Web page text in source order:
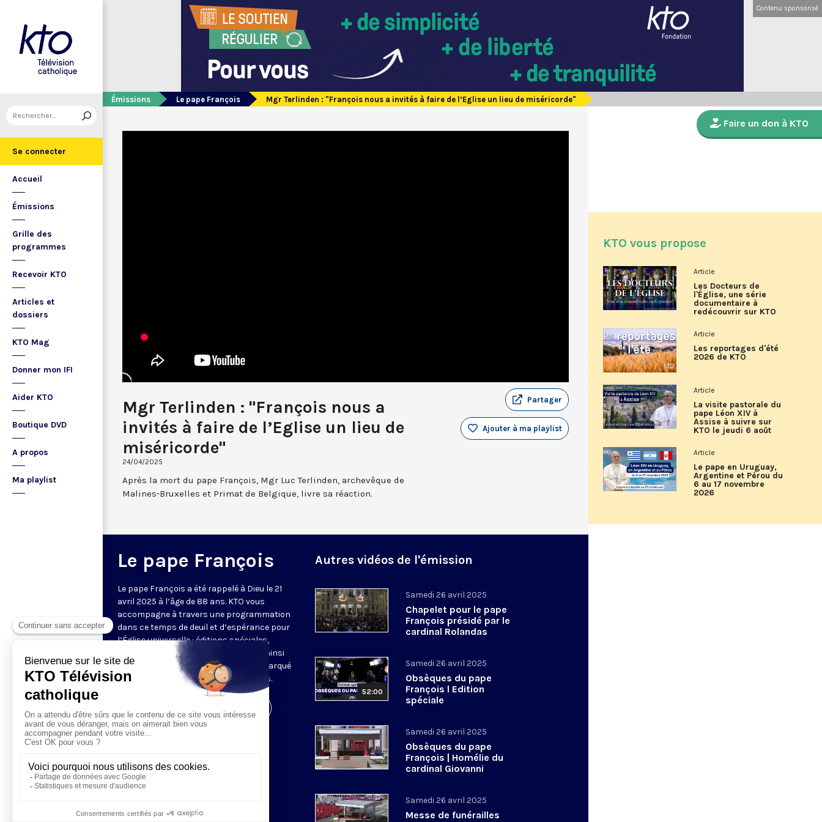
Se connecter
Accueil
Émissions
Grille des
programmes
Recevoir KTO
Articles et
dossiers
KTO Mag
Donner mon IFI
Aider KTO
Boutique DVD
A propos
Ma playlist
Contenu sponsorisé
Émissions Le pape François Mgr Terlinden : "François nous a invités à faire de l’Eglise un lieu de miséricorde"
Mgr Terlinden : "François nous a
invités à faire de l’Eglise un lieu de
miséricorde"
24/04/2025
Partager
Ajouter à ma playlist
Après la mort du pape François, Mgr Luc Terlinden, archevêque de
Malines-Bruxelles et Primat de Belgique, livre sa réaction.
Le pape François
Le pape François a été rappelé à Dieu le 21
avril 2025 à l’âge de 88 ans. KTO vous
accompagne à travers une programmation
dans ce temps de deuil et d’espérance pour
l’Église universelle : éditions spéciales,
analyses, temps de prière, réactions, ainsi
que les discours et homélies qui ont marqué
les 12 années du pontificat de François.
Autres vidéos de l'émission
Samedi 26 avril 2025
Chapelet pour le pape
François présidé par le
cardinal Rolandas
52:00
Samedi 26 avril 2025
Obsèques du pape
François l Edition
spéciale
Samedi 26 avril 2025
Obsèques du pape
François | Homélie du
cardinal Giovanni
Samedi 26 avril 2025
Messe de funérailles
Faire un don à KTO
KTO vous propose
Article
Les Docteurs de
l'Église, une série
documentaire à
redécouvrir sur KTO
Article
Les reportages d'été
2026 de KTO
Article
La visite pastorale du
pape Léon XIV à
Assise à suivre sur
KTO le jeudi 6 août
Article
Le pape en Uruguay,
Argentine et Pérou du
6 au 17 novembre
2026